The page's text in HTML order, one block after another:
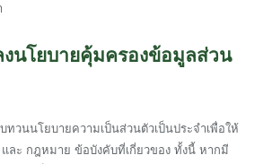
งนโยบายคุ้มครองข้อมูลส่วน
ทวนนโยบายความเป็นส่วนตัวเป็นประจำเพื่อให้
ละ กฎหมาย ข้อบังคับที่เกี่ยวของ ทั้งนี้ หากมี